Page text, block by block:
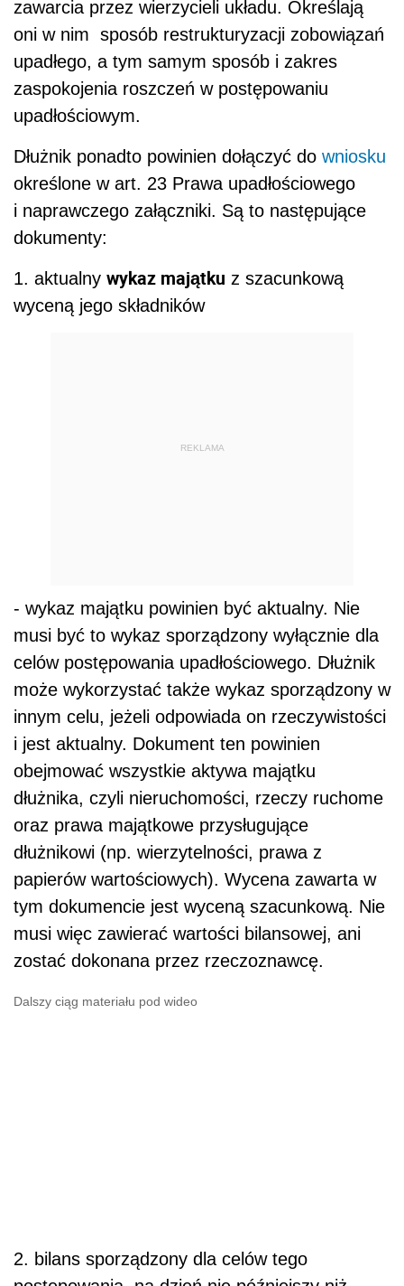
zawarcia przez wierzycieli układu. Określają
oni w nim sposób restrukturyzacji zobowiązań
upadłego, a tym samym sposób i zakres
zaspokojenia roszczeń w postępowaniu
upadłościowym.
Dłużnik ponadto powinien dołączyć do wniosku
określone w art. 23 Prawa upadłościowego
i naprawczego załączniki. Są to następujące
dokumenty:
1. aktualny wykaz majątku z szacunkową
wyceną jego składników
REKLAMA
- wykaz majątku powinien być aktualny. Nie
musi być to wykaz sporządzony wyłącznie dla
celów postępowania upadłościowego. Dłużnik
może wykorzystać także wykaz sporządzony w
innym celu, jeżeli odpowiada on rzeczywistości
i jest aktualny. Dokument ten powinien
obejmować wszystkie aktywa majątku
dłużnika, czyli nieruchomości, rzeczy ruchome
oraz prawa majątkowe przysługujące
dłużnikowi (np. wierzytelności, prawa z
papierów wartościowych). Wycena zawarta w
tym dokumencie jest wyceną szacunkową. Nie
musi więc zawierać wartości bilansowej, ani
zostać dokonana przez rzeczoznawcę.
Dalszy ciąg materiału pod wideo
2. bilans sporządzony dla celów tego